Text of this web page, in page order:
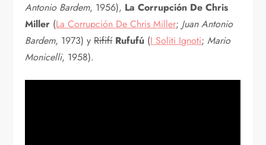
Antonio Bardem, 1956), La Corrupción De Chris
Miller (La Corrupción De Chris Miller; Juan Antonio
Bardem, 1973) yRififí Rufufú (I Soliti Ignoti;Mario
Monicelli, 1958).